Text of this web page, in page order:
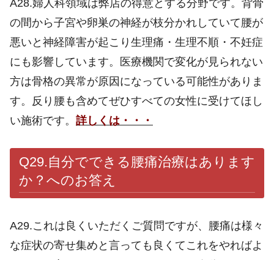
A28.婦人科領域は弊店の得意とする分野です。背骨
の間から子宮や卵巣の神経が枝分かれしていて腰が
悪いと神経障害が起こり生理痛・生理不順・不妊症
にも影響しています。医療機関で変化が見られない
方は骨格の異常が原因になっている可能性がありま
す。反り腰も含めてぜひすべての女性に受けてほし
い施術です。 詳しくは・・・
Q29.自分でできる腰痛治療はあります
か？へのお答え
A29.これは良くいただくご質問ですが、腰痛は様々
な症状の寄せ集めと言っても良くてこれをやればよ